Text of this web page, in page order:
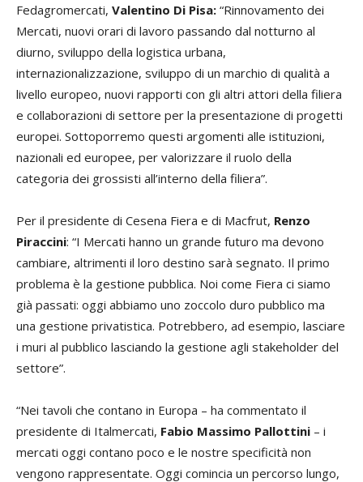
Fedagromercati, Valentino Di Pisa: “Rinnovamento dei
Mercati, nuovi orari di lavoro passando dal notturno al
diurno, sviluppo della logistica urbana,
internazionalizzazione, sviluppo di un marchio di qualità a
livello europeo, nuovi rapporti con gli altri attori della filiera
e collaborazioni di settore per la presentazione di progetti
europei. Sottoporremo questi argomenti alle istituzioni,
nazionali ed europee, per valorizzare il ruolo della
categoria dei grossisti all’interno della filiera”.
Per il presidente di Cesena Fiera e di Macfrut, Renzo
Piraccini: “I Mercati hanno un grande futuro ma devono
cambiare, altrimenti il loro destino sarà segnato. Il primo
problema è la gestione pubblica. Noi come Fiera ci siamo
già passati: oggi abbiamo uno zoccolo duro pubblico ma
una gestione privatistica. Potrebbero, ad esempio, lasciare
i muri al pubblico lasciando la gestione agli stakeholder del
settore”.
“Nei tavoli che contano in Europa – ha commentato il
presidente di Italmercati, Fabio Massimo Pallottini – i
mercati oggi contano poco e le nostre specificità non
vengono rappresentate. Oggi comincia un percorso lungo,